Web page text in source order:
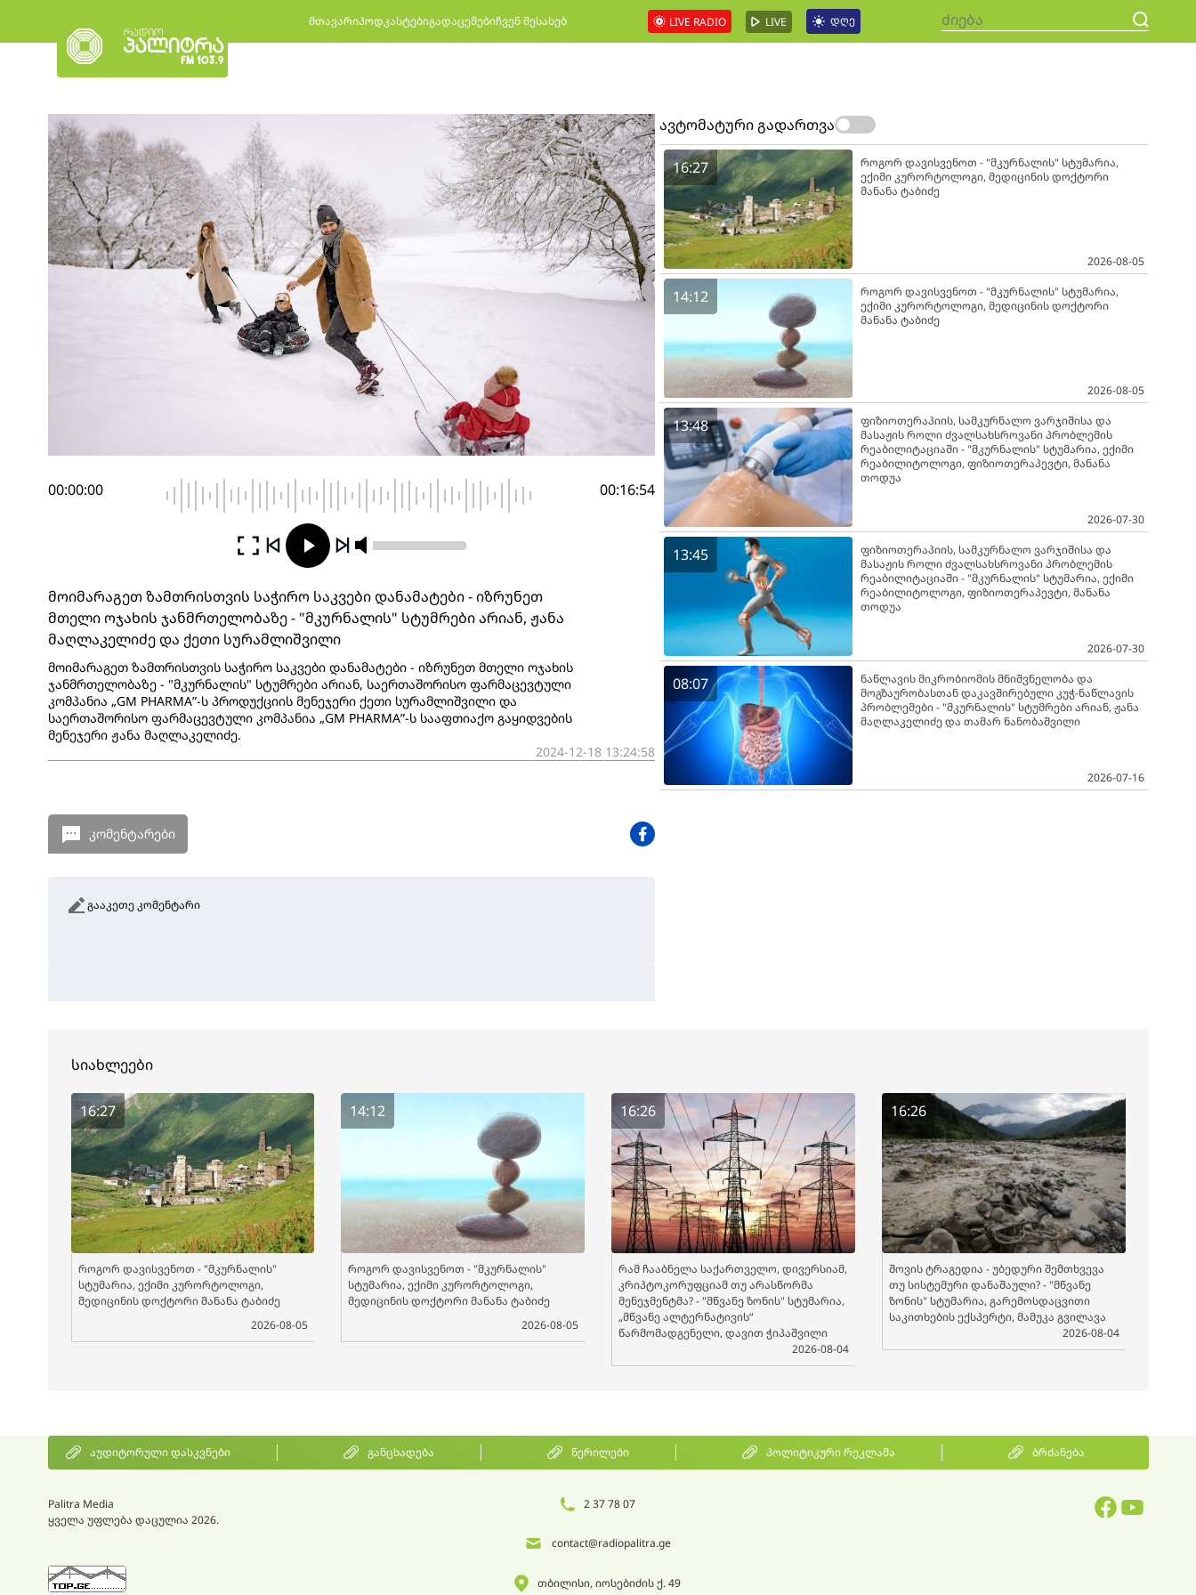
მთავარიპოდკასტებიგადაცემებიჩვენ შესახებ LIVE RADIO LIVE დღე
00:00:00 00:16:54
მოიმარაგეთ ზამთრისთვის საჭირო საკვები დანამატები - იზრუნეთ
მთელი ოჯახის ჯანმრთელობაზე - "მკურნალის" სტუმრები არიან, ჟანა
მაღლაკელიძე და ქეთი სურამლიშვილი
მოიმარაგეთ ზამთრისთვის საჭირო საკვები დანამატები - იზრუნეთ მთელი ოჯახის
ჯანმრთელობაზე - "მკურნალის" სტუმრები არიან, საერთაშორისო ფარმაცევტული
კომპანია „GM PHARMA”-ს პროდუქციის მენეჯერი ქეთი სურამლიშვილი და
საერთაშორისო ფარმაცევტული კომპანია „GM PHARMA”-ს სააფთიაქო გაყიდვების
მენეჯერი ჟანა მაღლაკელიძე.
2024-12-18 13:24:58
კომენტარები
გააკეთე კომენტარი
ავტომატური გადართვა
16:27
როგორ დავისვენოთ - "მკურნალის" სტუმარია,
ექიმი კურორტოლოგი, მედიცინის დოქტორი
მანანა ტაბიძე
2026-08-05
14:12
როგორ დავისვენოთ - "მკურნალის" სტუმარია,
ექიმი კურორტოლოგი, მედიცინის დოქტორი
მანანა ტაბიძე
2026-08-05
13:48
ფიზიოთერაპიის, სამკურნალო ვარჯიშისა და
მასაჟის როლი ძვალსახსროვანი პრობლემის
რეაბილიტაციაში - "მკურნალის" სტუმარია, ექიმი
რეაბილიტოლოგი, ფიზიოთერაპევტი, მანანა
თოდუა
2026-07-30
13:45
ფიზიოთერაპიის, სამკურნალო ვარჯიშისა და
მასაჟის როლი ძვალსახსროვანი პრობლემის
რეაბილიტაციაში - "მკურნალის" სტუმარია, ექიმი
რეაბილიტოლოგი, ფიზიოთერაპევტი, მანანა
თოდუა
2026-07-30
08:07
ნაწლავის მიკრობიომის მნიშვნელობა და
მოგზაურობასთან დაკავშირებული კუჭ-ნაწლავის
პრობლემები - "მკურნალის" სტუმრები არიან, ჟანა
მაღლაკელიძე და თამარ ნანობაშვილი
2026-07-16
სიახლეები
16:27
როგორ დავისვენოთ - "მკურნალის"
სტუმარია, ექიმი კურორტოლოგი,
მედიცინის დოქტორი მანანა ტაბიძე
2026-08-05
14:12
როგორ დავისვენოთ - "მკურნალის"
სტუმარია, ექიმი კურორტოლოგი,
მედიცინის დოქტორი მანანა ტაბიძე
2026-08-05
16:26
რამ ჩააბნელა საქართველო, დივერსიამ,
კრიპტოკორუფციამ თუ არასწორმა
მენეჯმენტმა? - "მწვანე ზონის" სტუმარია,
„მწვანე ალტერნატივის“
წარმომადგენელი, დავით ჭიპაშვილი
2026-08-04
16:26
შოვის ტრაგედია - უბედური შემთხვევა
თუ სისტემური დანაშაული? - "მწვანე
ზონის" სტუმარია, გარემოსდაცვითი
საკითხების ექსპერტი, მამუკა გვილავა
2026-08-04
აუდიტორული დასკვნები განცხადება წერილები პოლიტიკური რეკლამა ბრძანება
Palitra Media
ყველა უფლება დაცულია 2026.
2 37 78 07
contact@radiopalitra.ge
თბილისი, იოსებიძის ქ. 49